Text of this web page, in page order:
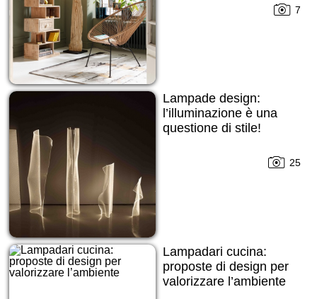
7
Lampade design:
l’illuminazione è una
questione di stile!
25
Lampadari cucina:
proposte di design per
valorizzare l’ambiente